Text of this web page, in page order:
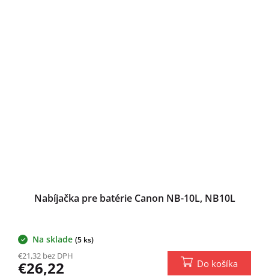
Nabíjačka pre batérie Canon NB-10L, NB10L
Na sklade (5 ks)
€21,32 bez DPH
€26,22 Do košíka